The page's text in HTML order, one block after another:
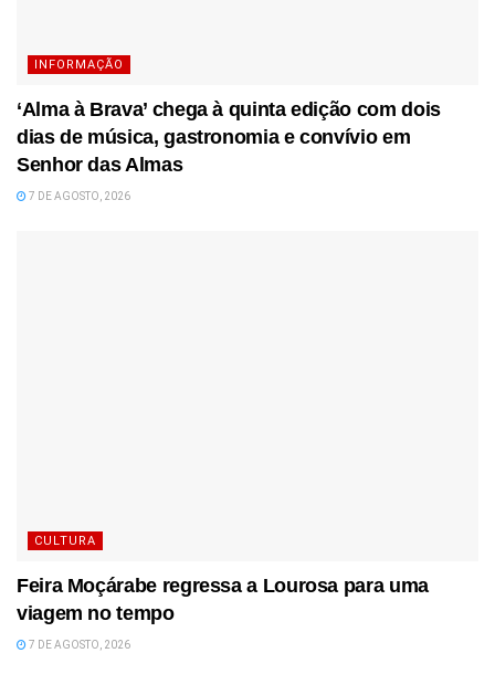
INFORMAÇÃO
‘Alma à Brava’ chega à quinta edição com dois
dias de música, gastronomia e convívio em
Senhor das Almas
7 DE AGOSTO, 2026
CULTURA
Feira Moçárabe regressa a Lourosa para uma
viagem no tempo
7 DE AGOSTO, 2026